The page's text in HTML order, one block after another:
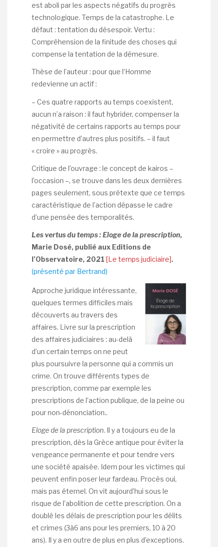
est aboli par les aspects négatifs du progrès
technologique. Temps de la catastrophe. Le
défaut : tentation du désespoir. Vertu :
Compréhension de la finitude des choses qui
compense la tentation de la démesure.
Thèse de l’auteur : pour que l’Homme
redevienne un actif :
– Ces quatre rapports au temps coexistent,
aucun n’a raison : il faut hybrider, compenser la
négativité de certains rapports au temps pour
en permettre d’autres plus positifs. – il faut
« croire » au progrès.
Critique de l’ouvrage : le concept de kairos –
l’occasion –, se trouve dans les deux dernières
pages seulement, sous prétexte que ce temps
caractéristique de l’action dépasse le cadre
d’une pensée des temporalités.
Les vertus du temps : Eloge de la prescription,
Marie Dosé, publié aux Editions de
l’Observatoire, 2021 [Le temps judiciaire].
(présenté par Bertrand)
Approche juridique intéressante,
quelques termes difficiles mais
découverts au travers des
affaires. Livre sur la prescription
des affaires judiciaires : au-delà
d’un certain temps on ne peut
plus poursuivre la personne qui a commis un
crime. On trouve différents types de
prescription, comme par exemple les
prescriptions de l’action publique, de la peine ou
pour non-dénonciation..
Eloge de la prescription. Il y a toujours eu de la
prescription, dès la Grèce antique pour éviter la
vengeance permanente et pour tendre vers
une société apaisée. Idem pour les victimes qui
peuvent enfin poser leur fardeau. Procès oui,
mais pas éternel. On vit aujourd’hui sous le
risque de l’abolition de cette prescription. On a
doublé les délais de prescription pour les délits
et crimes (3à6 ans pour les premiers, 10 à 20
ans). Il y a en outre de plus en plus d’exceptions.